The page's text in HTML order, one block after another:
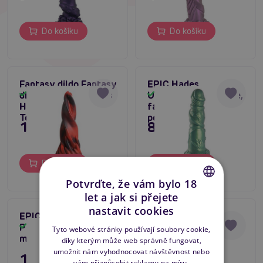
Do košíku Do košíku
Fantasy dildo Fantasy
dildo Creature Cocks
Hell Kiss Twisted
Tongues
Skladem
1 495 Kč
Do košíku
EPIC Hades
Underworld Pleasure,
fantasy dildo z
podsvětí
Skladem
895 Kč
EPIC Basilisk Scaly
Pleasure (Large),
monster dildo
Skladem
Creature Cocks
Scaled Swamp
Monster, fantasy
monster dildo
Skladem
ENGLISH
Potvrďte, že vám bylo 18
let a jak si přejete
nastavit cookies
Tyto webové stránky používají soubory cookie,
díky kterým může web správně fungovat,
umožnit nám vyhodnocovat návštěvnost nebo